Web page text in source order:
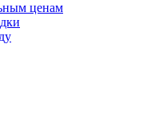
ценам